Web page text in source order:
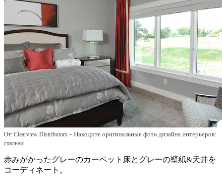
От: Clearview Distributors – Находите оригинальные фото дизайна интерьеров:
спальни
赤みがかったグレーのカーペット床とグレーの壁紙&天井を
コーディネート。